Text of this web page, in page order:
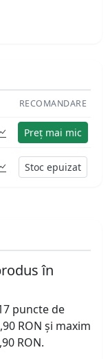
RECOMANDARE
Preț mai mic
Stoc epuizat
în
puncte de
RON și maxim
RON.